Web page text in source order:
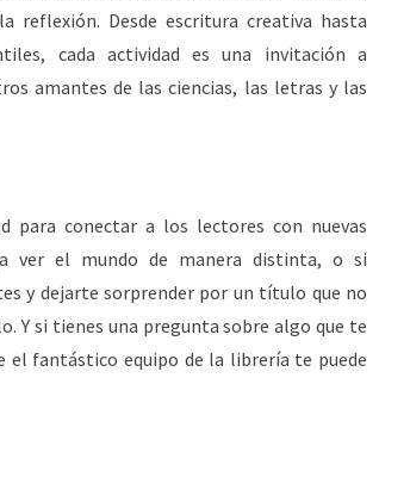
reflexión. Desde escritura creativa hasta
cada actividad es una invitación a
amantes de las ciencias, las letras y las
para conectar a los lectores con nuevas
ver el mundo de manera distinta, o si
y dejarte sorprender por un título que no
Y si tienes una pregunta sobre algo que te
el fantástico equipo de la librería te puede